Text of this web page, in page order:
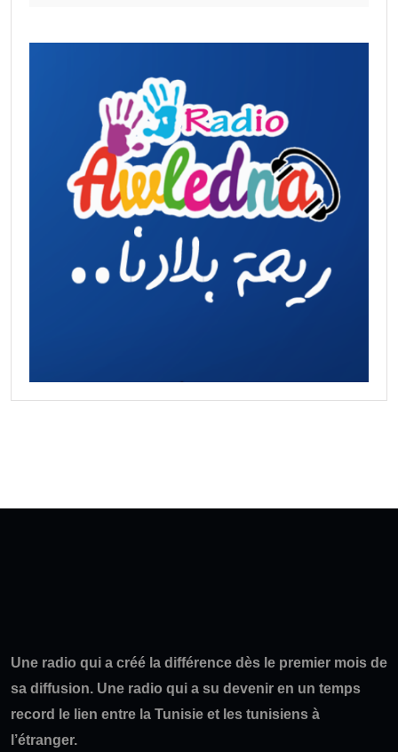
Une radio qui a créé la différence dès le premier mois de
sa diffusion. Une radio qui a su devenir en un temps
record le lien entre la Tunisie et les tunisiens à
l’étranger.